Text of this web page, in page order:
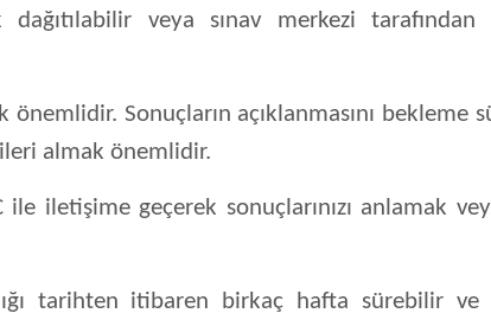
veya sınav merkezi
Sonuçların açıklanmasını bekleme
almak önemlidir.
ile iletişime geçerek sonuçlarınızı anlamak
tarihten itibaren birkaç hafta sürebilir